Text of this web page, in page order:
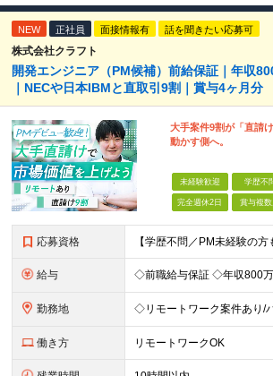
NEW 正社員 面接情報有 話を聞きたい応募可
株式会社クラフト
開発エンジニア（PM候補）前給保証｜年収
｜NECや日本IBMと直取引9割｜賞与4ヶ月分
大手案件9割が「直請
動かす側へ。
未経験歓迎 学歴不
完全週休2日 賞与複数
応募資格
給与
勤務地
働き方 リモートワークOK